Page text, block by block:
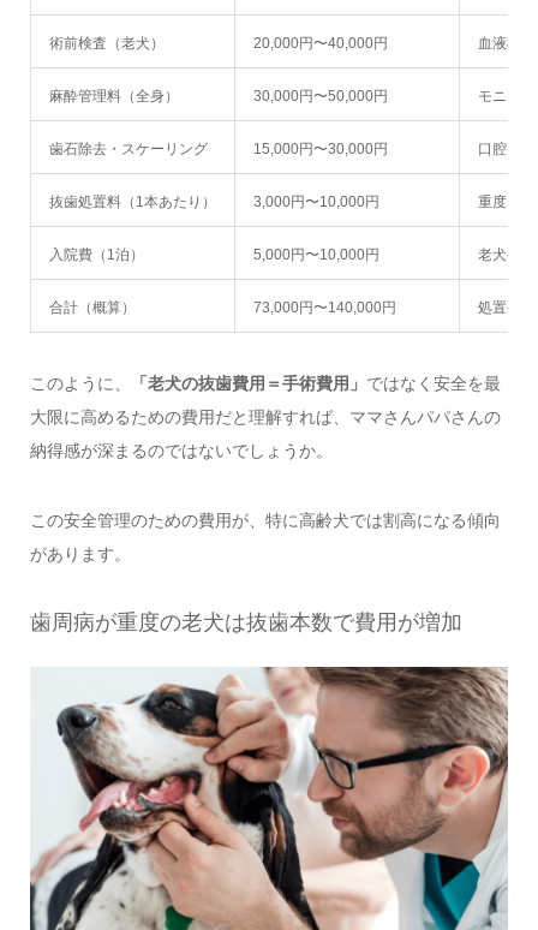
術前検査（老犬） 20,000円〜40,000円 血液検
麻酔管理料（全身） 30,000円〜50,000円 モニタ
歯石除去・スケーリング 15,000円〜30,000円 口腔内
抜歯処置料（1本あたり） 3,000円〜10,000円 重度に
入院費（1泊） 5,000円〜10,000円 老犬や
合計（概算） 73,000円〜140,000円 処置や
このように、 「老犬の抜歯費用＝手術費用」 ではなく安全を最
大限に高めるための費用だと理解すれば、ママさんパパさんの
納得感が深まるのではないでしょうか。
この安全管理のための費用が、特に高齢犬では割高になる傾向
があります。
歯周病が重度の老犬は抜歯本数で費用が増加